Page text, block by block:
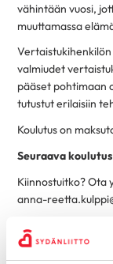
vähintään vuosi,
muuttamassa
valmiudet
pääset pohtimaan
tutustut erilaisiin
Koulutus on
Seuraava
Kiinnostuitko? Ota
anna-